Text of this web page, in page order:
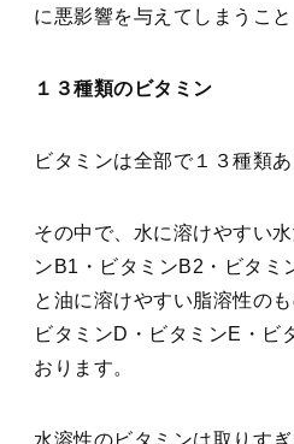
に悪影響を与えてしまうこと
１３種類のビタミン
ビタミンは全部で１３種類あ
その中で、水に溶けやすい
ンB1・ビタミンB2・ビタミ
と油に溶けやすい脂溶性の
ビタミンD・ビタミンE・ビ
おります。
水溶性のビタミンは取りす